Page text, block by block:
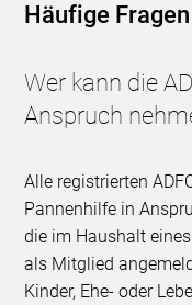
Häufige
Wer kann die
Anspruch
Alle registrierten
Pannenhilfe in
die im Haushalt
als Mitglied
Kinder, Ehe- oder